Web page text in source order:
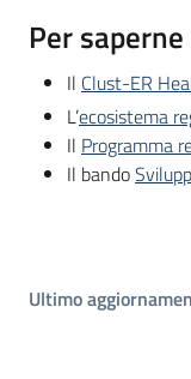
Per
Il Clust-ER
L’ecosistema
Il Programma
Il bando
Ultimo